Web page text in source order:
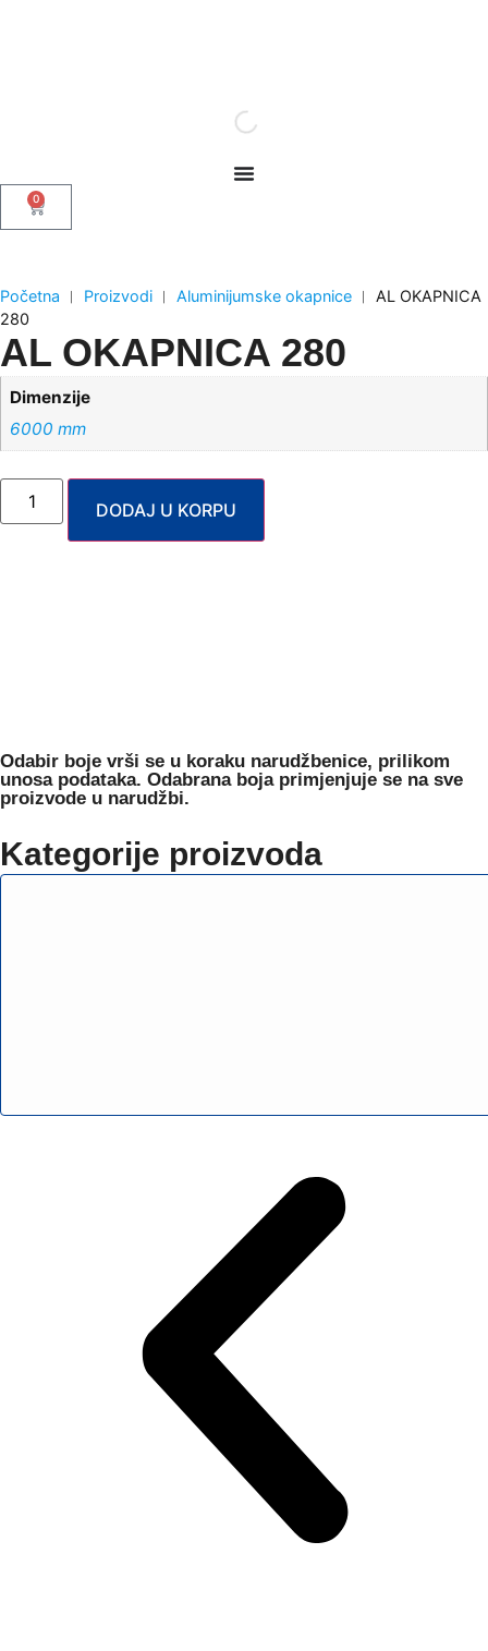
0
Početna ︱ Proizvodi ︱ Aluminijumske okapnice ︱ AL OKAPNICA
280
AL OKAPNICA 280
Dimenzije
6000 mm
DODAJ U KORPU
Odabir boje vrši se u koraku narudžbenice, prilikom
unosa podataka. Odabrana boja primjenjuje se na sve
proizvode u narudžbi.
Kategorije proizvoda